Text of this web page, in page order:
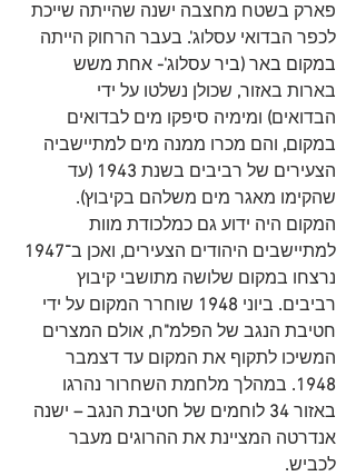
פארק בשטח מחצבה ישנה שהייתה שייכת
לכפר הבדואי עסלוג'. בעבר הרחוק הייתה
במקום באר (ביר עסלוג'- אחת משש
בארות באזור, שכולן נשלטו על ידי
הבדואים) ומימיה סיפקו מים לבדואים
במקום, והם מכרו ממנה מים למתיישביה
הצעירים של רביבים בשנת 1943 ( עד
שהקימו מאגר מים משלהם בקיבוץ).
המקום היה ידוע גם כמלכודת מוות
למתיישבים היהודים הצעירים, ואכן ב־1947
נרצחו במקום שלושה מתושבי קיבוץ
רביבים. ביוני 1948 שוחרר המקום על ידי
חטיבת הנגב של הפלמ"ח, אולם המצרים
המשיכו לתקוף את המקום עד דצמבר
1948. במהלך מלחמת השחרור נהרגו
באזור
לוחמים של חטיבת הנגב – ישנה
אנדרטה המציינת את ההרוגים מעבר
לכביש.